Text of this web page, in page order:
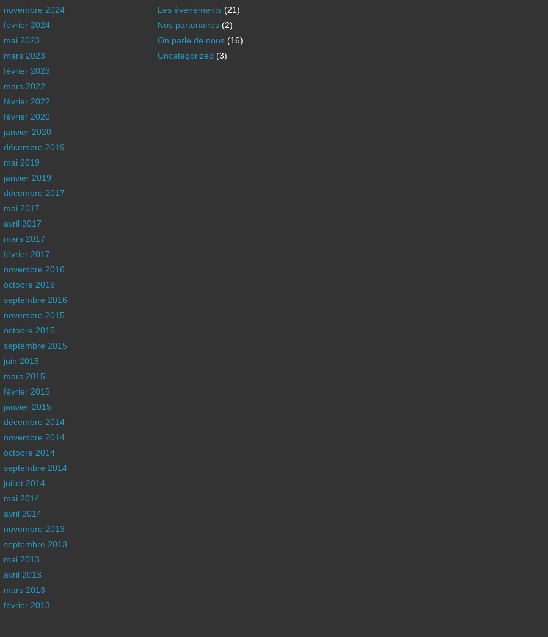
novembre 2024
février 2024
mai 2023
mars 2023
février 2023
mars 2022
février 2022
février 2020
janvier 2020
décembre 2019
mai 2019
janvier 2019
décembre 2017
mai 2017
avril 2017
mars 2017
février 2017
novembre 2016
octobre 2016
septembre 2016
novembre 2015
octobre 2015
septembre 2015
juin 2015
mars 2015
février 2015
janvier 2015
décembre 2014
novembre 2014
octobre 2014
septembre 2014
juillet 2014
mai 2014
avril 2014
novembre 2013
septembre 2013
mai 2013
avril 2013
mars 2013
février 2013
Les évènements(21)
Nos partenaires(2)
On parle de nous(16)
Uncategorized (3)